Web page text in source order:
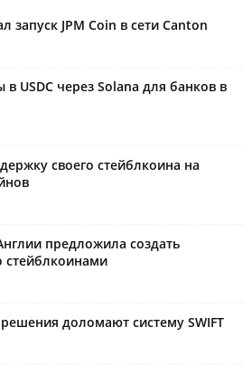
запуск JPM Coin в сети Canton
USDC через Solana для банков в
своего стейблкоина на
предложила создать
стейблкоинами
доломают систему SWIFT